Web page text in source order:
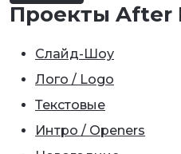
Проекты After
Слайд-Шоу
Лого / Logo
Текстовые
Интро / Openers